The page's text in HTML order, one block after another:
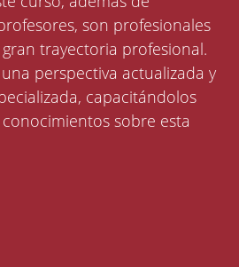
son profesionales
perspectiva actualizada y
sobre esta